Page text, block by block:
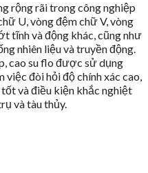
rộng rãi trong công nghiệp
U, vòng đệm chữ V, vòng
tĩnh và động khác, cũng như
nhiên liệu và truyền động.
cao su flo được sử dụng
đòi hỏi độ chính xác cao,
và điều kiện khắc nghiệt
và tàu thủy.